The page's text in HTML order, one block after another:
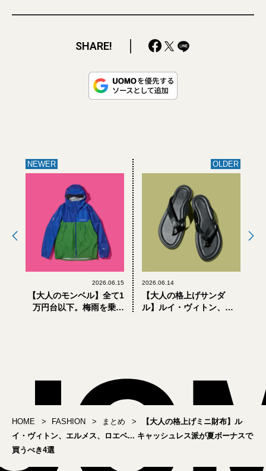
SHARE!
NEWER
2026.06.15
【大人のモンベル】全て1
万円台以下。梅雨を乗り
OLDER
2026.06.14
【大人の格上げサンダ
ル】ルイ・ヴィトン、エ
HOME FASHION まとめ
【大人の格上げミニ財布】ル
イ・ヴィトン、エルメス、ロエベ... キャッシュレス派が夏ボーナスで
買うべき4選